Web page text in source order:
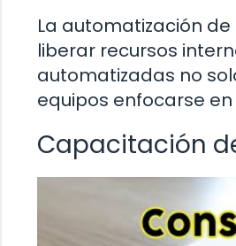
La automatización
liberar recursos
automatizadas no
equipos enfocarse
Capacitación